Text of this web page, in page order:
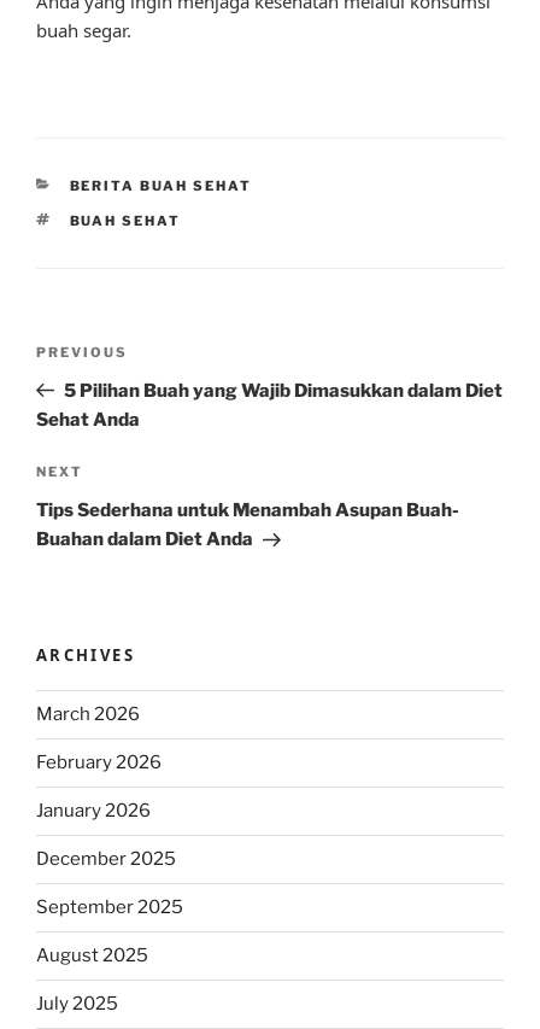
buah segar.
CATEGORIES
BERITA BUAH SEHAT
TAGS
BUAH SEHAT
Previous
Post
PREVIOUS
5 Pilihan Buah yang Wajib Dimasukkan dalam Diet
Sehat Anda
Next
Post
NEXT
Tips Sederhana untuk Menambah Asupan Buah-
Buahan dalam Diet Anda
ARCHIVES
March 2026
February 2026
January 2026
December 2025
September 2025
August 2025
July 2025